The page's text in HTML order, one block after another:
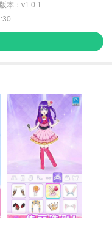
版本：v1.0.1